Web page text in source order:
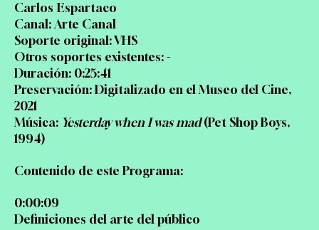
Carlos Espartaco
Canal: Arte Canal
Soporte original: VHS
Otros soportes existentes: -
Duración: 0:25:41
Preservación: Digitalizado en el Museo del Cine,
2021
Música: Yesterday when I was mad(Pet Shop Boys,
1994)
Contenido de este Programa:
0:00:09
Definiciones del arte del público